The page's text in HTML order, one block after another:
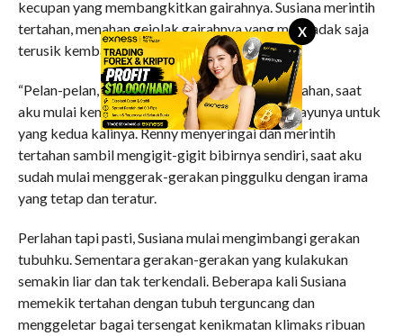
X
kecupan yang membangkitkan gairahnya. Susiana merintih
tertahan, menahan gejolak gairahnya yang mendadak saja
terusik kembali.
“Pelan-pelan, Omm. Perih…”, rintih Susiana tertahan, saat
aku mulai kembali mendobrak benteng pagar ayunya untuk
yang kedua kalinya. Renny menyeringai dan merintih
tertahan sambil mengigit-gigit bibirnya sendiri, saat aku
sudah mulai menggerak-gerakan pinggulku dengan irama
yang tetap dan teratur.
Perlahan tapi pasti, Susiana mulai mengimbangi gerakan
tubuhku. Sementara gerakan-gerakan yang kulakukan
semakin liar dan tak terkendali. Beberapa kali Susiana
memekik tertahan dengan tubuh terguncang dan
menggeletar bagai tersengat kenikmatan klimaks ribuan